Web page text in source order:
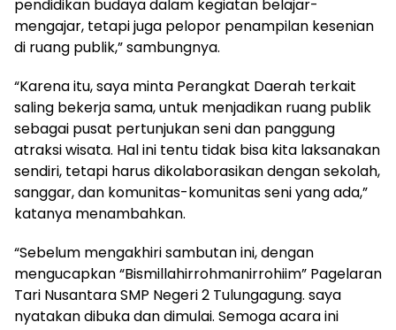
pendidikan budaya dalam kegiatan belajar-
mengajar, tetapi juga pelopor penampilan kesenian
di ruang publik,” sambungnya.
“Karena itu, saya minta Perangkat Daerah terkait
saling bekerja sama, untuk menjadikan ruang publik
sebagai pusat pertunjukan seni dan panggung
atraksi wisata. Hal ini tentu tidak bisa kita laksanakan
sendiri, tetapi harus dikolaborasikan dengan sekolah,
sanggar, dan komunitas-komunitas seni yang ada,”
katanya menambahkan.
“Sebelum mengakhiri sambutan ini, dengan
mengucapkan “Bismillahirrohmanirrohiim” Pagelaran
Tari Nusantara SMP Negeri 2 Tulungagung. saya
nyatakan dibuka dan dimulai. Semoga acara ini